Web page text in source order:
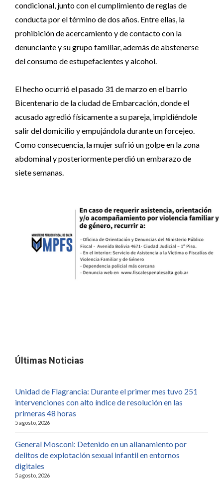
condicional, junto con el cumplimiento de reglas de
conducta por el término de dos años. Entre ellas, la
prohibición de acercamiento y de contacto con la
denunciante y su grupo familiar, además de abstenerse
del consumo de estupefacientes y alcohol.
El hecho ocurrió el pasado 31 de marzo en el barrio
Bicentenario de la ciudad de Embarcación, donde el
acusado agredió físicamente a su pareja, impidiéndole
salir del domicilio y empujándola durante un forcejeo.
Como consecuencia, la mujer sufrió un golpe en la zona
abdominal y posteriormente perdió un embarazo de
siete semanas.
Últimas Noticias
Unidad de Flagrancia: Durante el primer mes tuvo 251
intervenciones con alto índice de resolución en las
primeras 48 horas
5 agosto, 2026
General Mosconi: Detenido en un allanamiento por
delitos de explotación sexual infantil en entornos
digitales
5 agosto, 2026